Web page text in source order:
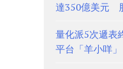
達350億美元
量化派5次遞表
平台「羊小咩